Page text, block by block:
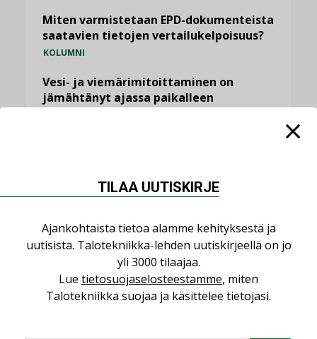
Miten varmistetaan EPD-dokumenteista
saatavien tietojen vertailukelpoisuus?
KOLUMNI
Vesi- ja viemärimitoittaminen on
jämähtänyt ajassa paikalleen
NIMITYKSET
Consti
NIMITYKSET
TILAA UUTISKIRJE
Ajankohtaista tietoa alamme kehityksestä ja
uutisista. Talotekniikka-lehden uutiskirjeellä on jo
yli 3000 tilaajaa.
Lue tietosuojaselosteestamme, miten
Talotekniikka suojaa ja käsittelee tietojasi.